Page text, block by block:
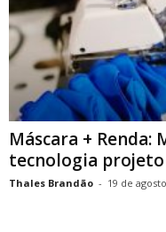
Máscara +
tecnologia projeto
Thales Brandão - 19 de